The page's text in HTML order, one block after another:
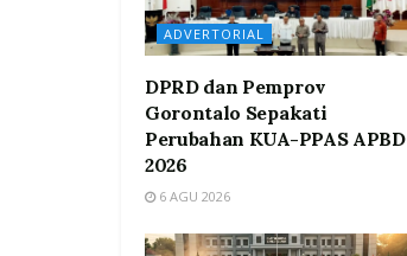
ADVERTORIAL
DPRD dan Pemprov
Gorontalo Sepakati
Perubahan KUA-PPAS APBD
2026
6 AGU 2026